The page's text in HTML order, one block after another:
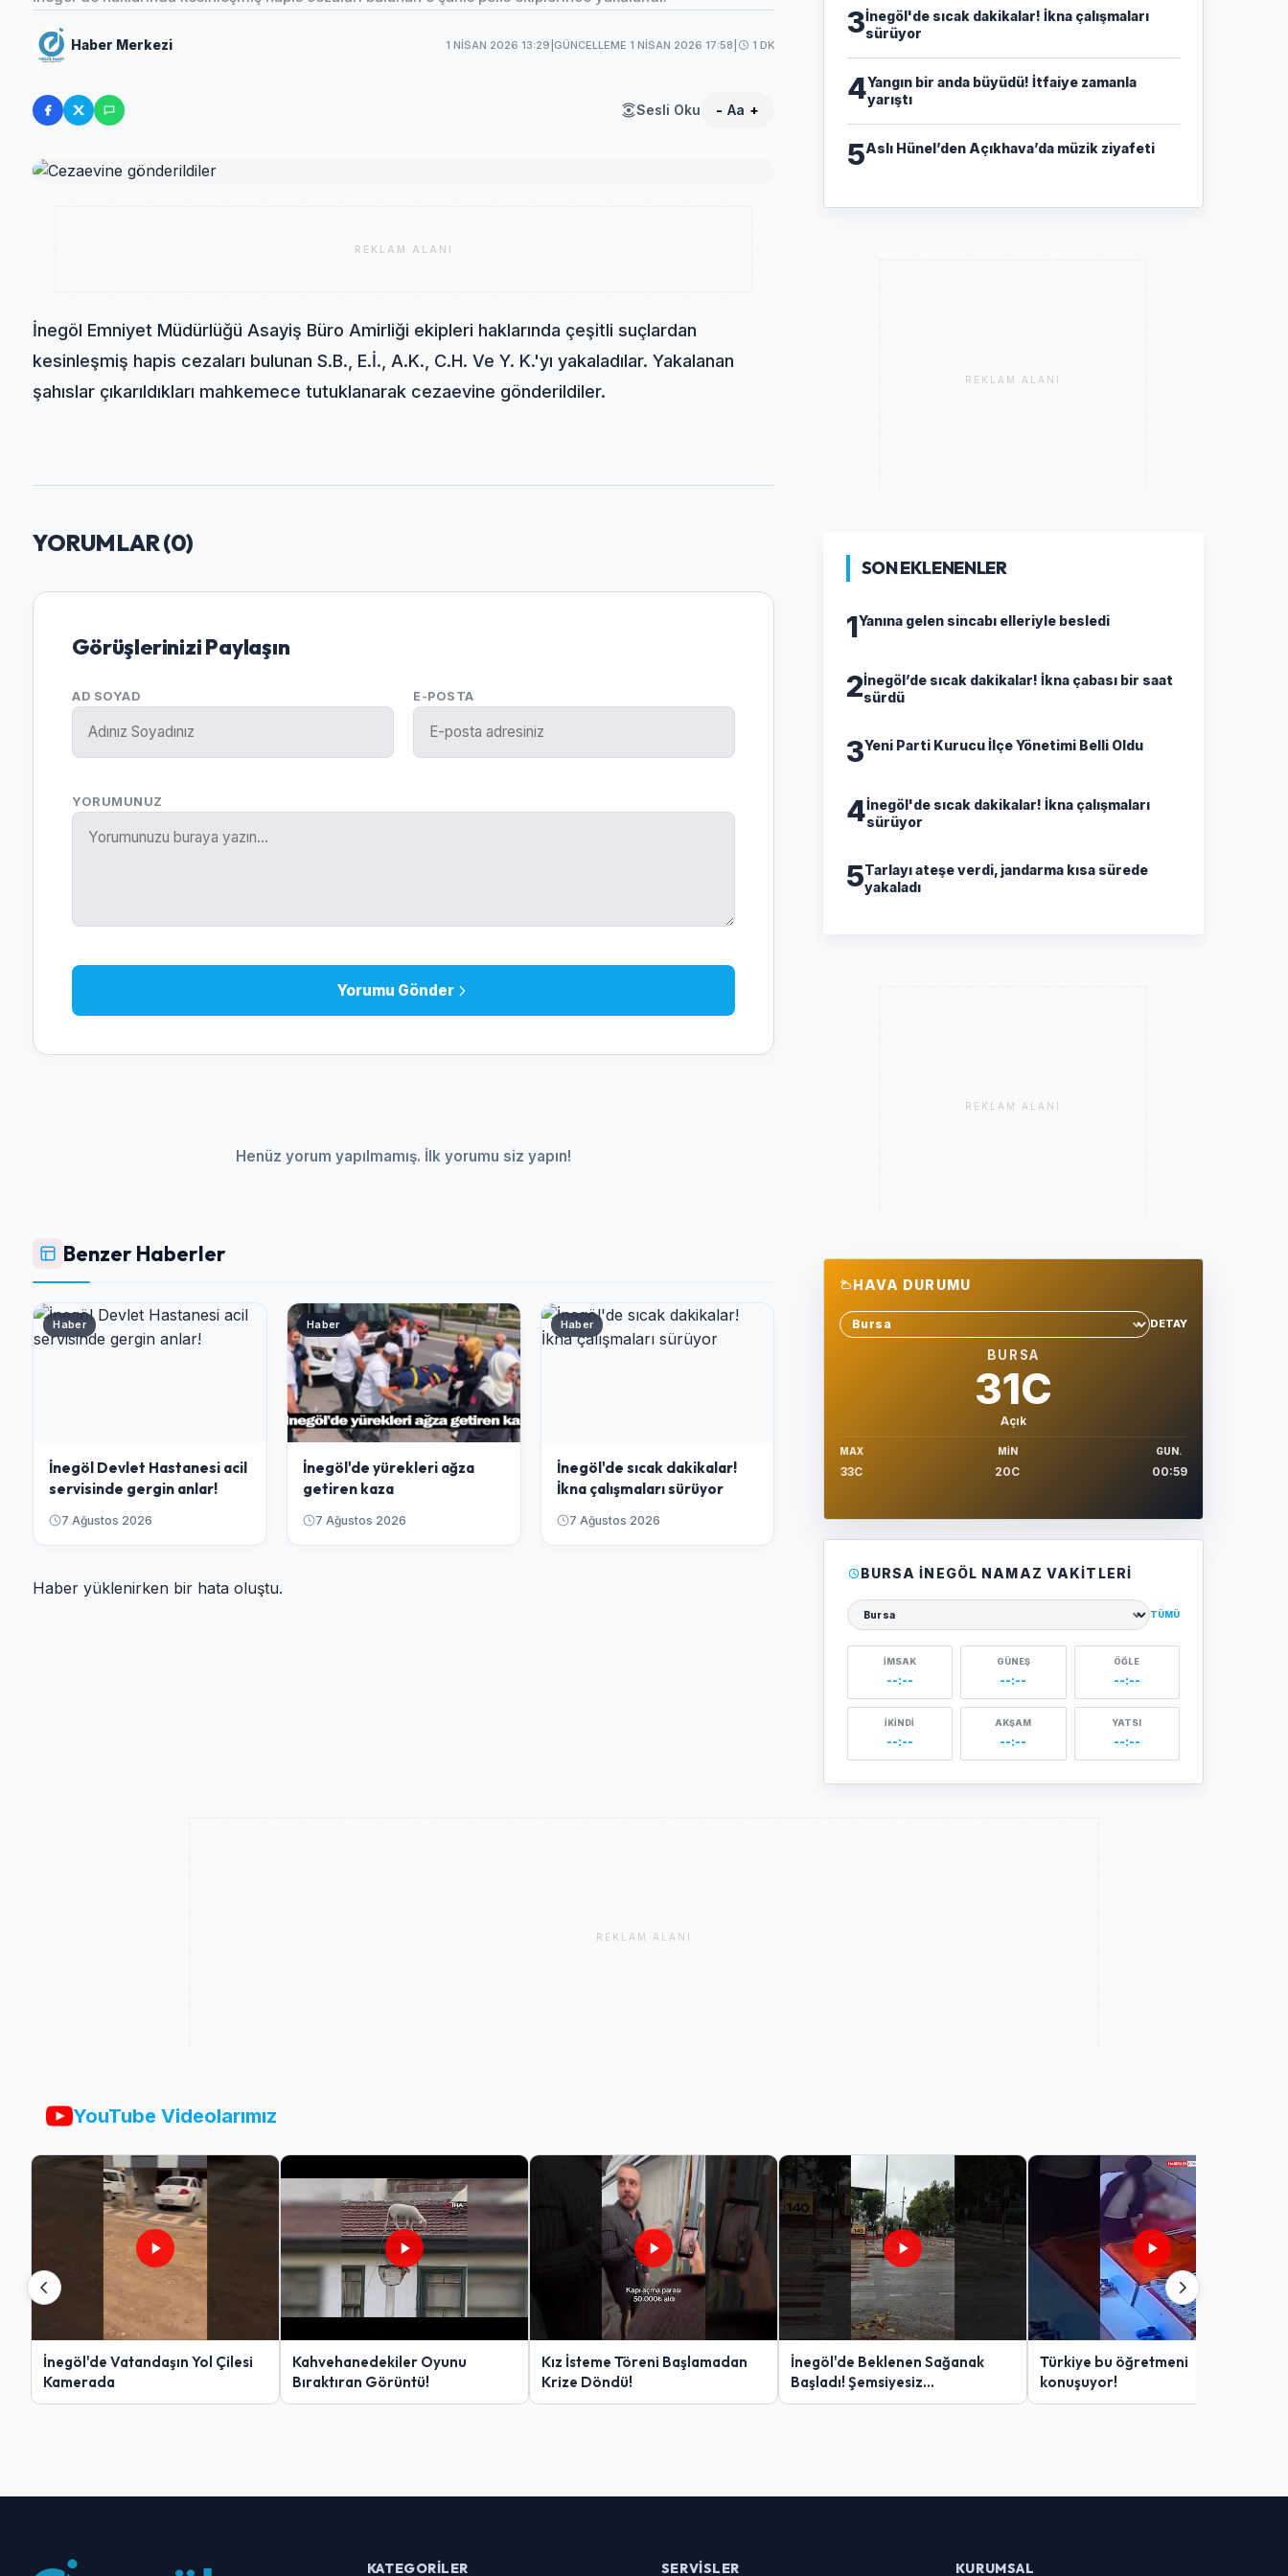
Haber Merkezi 1 NISAN 2026 13:29 GÜNCELLEME 1 NISAN 2026 17:58 1 DK
Sesli Oku - Aa +
REKLAM ALANI
İnegöl Emniyet Müdürlüğü Asayiş Büro Amirliği ekipleri haklarında çeşitli suçlardan
kesinleşmiş hapis cezaları bulunan S.B., E.İ., A.K., C.H. Ve Y. K.'yı yakaladılar. Yakalanan
şahıslar çıkarıldıkları mahkemece tutuklanarak cezaevine gönderildiler.
YORUMLAR (0)
Görüşlerinizi Paylaşın
AD SOYAD E-POSTA
YORUMUNUZ
Yorumu Gönder
Henüz yorum yapılmamış. İlk yorumu siz yapın!
Benzer Haberler
Haber
İnegöl Devlet Hastanesi acil
servisinde gergin anlar!
7 Ağustos 2026
Haber
İnegöl'de yürekleri ağza
getiren kaza
7 Ağustos 2026
Haber
İnegöl'de sıcak dakikalar!
İkna çalışmaları sürüyor
7 Ağustos 2026
Haber yüklenirken bir hata oluştu.
3İnegöl'de sıcak dakikalar! İkna çalışmaları
sürüyor
4Yangın bir anda büyüdü! İtfaiye zamanla
yarıştı
5Aslı Hünel’den Açıkhava’da müzik ziyafeti
REKLAM ALANI
SON EKLENENLER
1Yanına gelen sincabı elleriyle besledi
2İnegöl’de sıcak dakikalar! İkna çabası bir saat
sürdü
3Yeni Parti Kurucu İlçe Yönetimi Belli Oldu
4İnegöl'de sıcak dakikalar! İkna çalışmaları
sürüyor
5Tarlayı ateşe verdi, jandarma kısa sürede
yakaladı
REKLAM ALANI
HAVA DURUMU
Sehir sec
DETAY
BURSA
31C
Açık
MAX
33C
MIN
20C
GUN.
00:59
BURSA İNEGÖL NAMAZ VAKITLERI
Şehir seçin
TÜMÜ
İMSAK
--:--
GÜNEŞ
--:--
ÖĞLE
--:--
İKINDI
--:--
AKŞAM
--:--
YATSI
--:--
REKLAM ALANI
YouTube Videolarımız
İnegöl'de Vatandaşın Yol Çilesi
Kamerada
Kahvehanedekiler Oyunu
Bıraktıran Görüntü!
Kız İsteme Töreni Başlamadan
Krize Döndü!
İnegöl'de Beklenen Sağanak
Başladı! Şemsiyesiz
Yakalananlar Zor Anlar Yaşadı
Türkiye bu öğretmeni
konuşuyor!
KATEGORILER SERVISLER KURUMSAL